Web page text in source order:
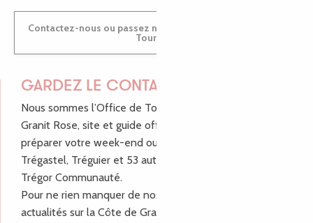
Contactez-nous ou passez nous voir dans nos Offices de
Tourisme
GARDEZ LE CONTACT !
Nous sommes l’Office de Tourisme Bretagne - Côte de
Granit Rose, site et guide officiel pour vous aider à
préparer votre week-end ou vos vacances à Lannion,
Trégastel, Tréguier et 53 autres communes de Lannion-
Trégor Communauté.
Pour ne rien manquer de nos bons plans et nos
actualités sur la Côte de Granit Rose, inscrivez-vous à